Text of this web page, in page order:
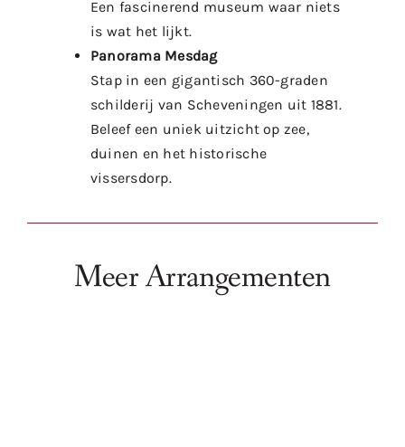
Een fascinerend museum waar niets
is wat het lijkt.
Panorama Mesdag
Stap in een gigantisch 360-graden
schilderij van Scheveningen uit 1881.
Beleef een uniek uitzicht op zee,
duinen en het historische
vissersdorp.
Meer Arrangementen